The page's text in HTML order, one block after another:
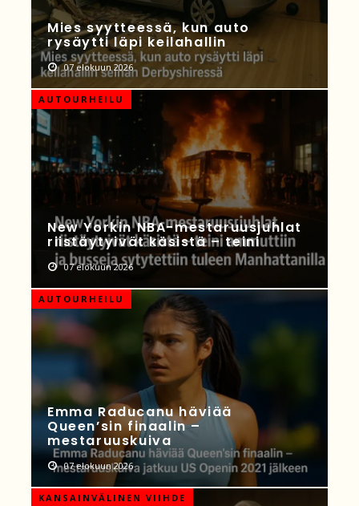
Mies syytteessä, kun auto
rysäytti läpi keilahallin
07 elokuun 2026
AUTOURHEILU
New Yorkin NBA-mestaruusjuhlat
riistäytyivät käsistä – teini
07 elokuun 2026
AUTOURHEILU
Emma Raducanu häviää
Queen’sin finaalin –
mestaruuskuiva
07 elokuun 2026
KANSAINVÄLINEN VIIHDE